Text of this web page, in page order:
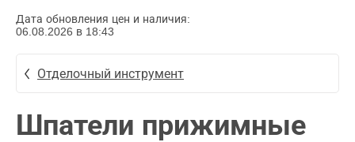
Дата обновления цен и наличия:
06.08.2026 в 18:43
Отделочный инструмент
Шпатели прижимные